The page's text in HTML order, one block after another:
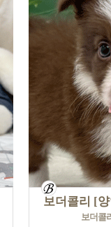
보더콜리 [
보더콜